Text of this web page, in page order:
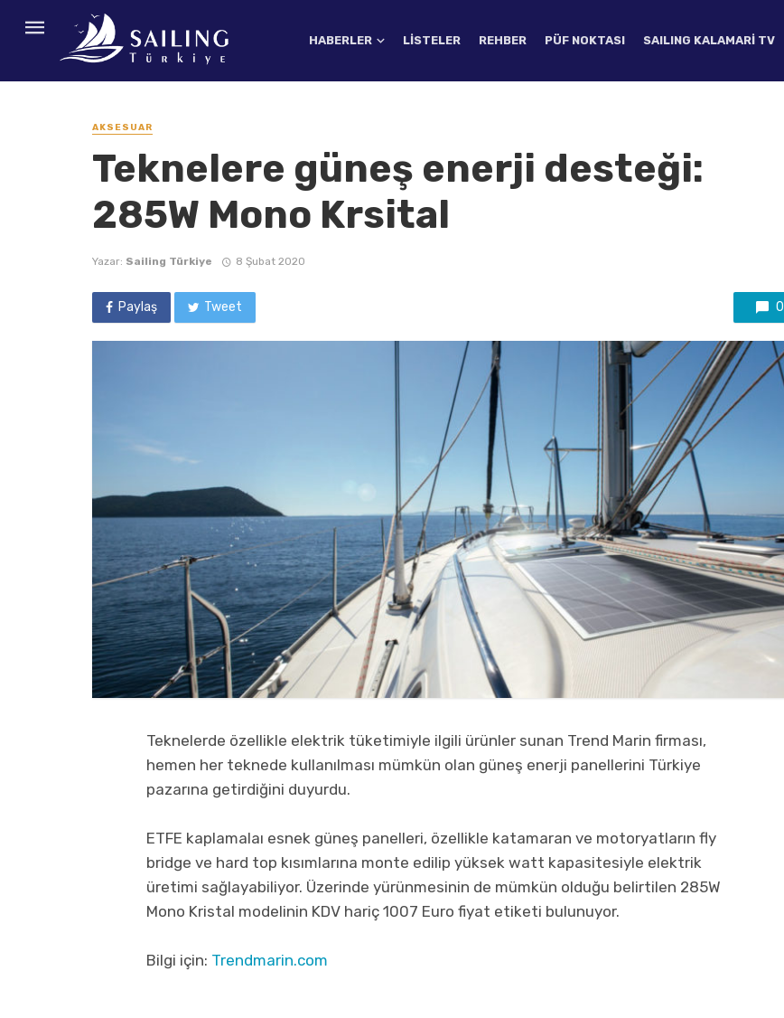
HABERLER LISTELER REHBER PÜF NOKTASI SAILING KALAMARI TV
AKSESUAR
Teknelere güneş enerji desteği:
285W Mono Krsital
Yazar: Sailing Türkiye 8 Şubat 2020
Paylaş Tweet 0
Teknelerde özellikle elektrik tüketimiyle ilgili ürünler sunan Trend Marin firması,
hemen her teknede kullanılması mümkün olan güneş enerji panellerini Türkiye
pazarına getirdiğini duyurdu.
ETFE kaplamalaı esnek güneş panelleri, özellikle katamaran ve motoryatların fly
bridge ve hard top kısımlarına monte edilip yüksek watt kapasitesiyle elektrik
üretimi sağlayabiliyor. Üzerinde yürünmesinin de mümkün olduğu belirtilen 285W
Mono Kristal modelinin KDV hariç 1007 Euro fiyat etiketi bulunuyor.
Bilgi için: Trendmarin.com